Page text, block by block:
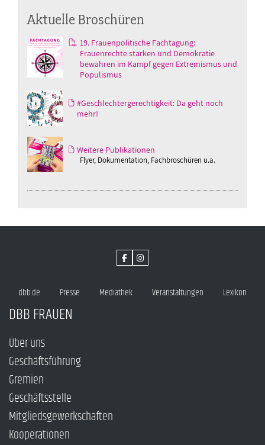
Aktuelle Broschüren
19. Frauenpolitische Fachtagung:
Frauenrechte stärken und Demokratie
bewahren im Kampf gegen Extremismus und
Populismus
#Geschlechtergerechtigkeit: Da geht noch
mehr!
Weitere Publikationen
Flyer, Dokumentation, Fachbroschüren u.a.
dbb.de Presse Mediathek Veranstaltungen Lexikon
DBB FRAUEN
Über uns
Geschäftsführung
Gremien
Geschäftsstelle
Mitgliedsgewerkschaften
Kooperationen